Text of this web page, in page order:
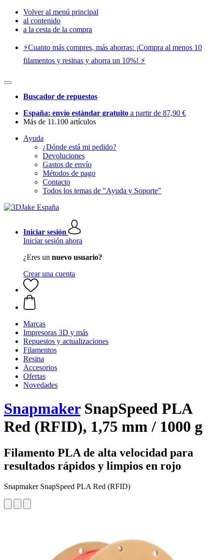
Volver al menú principal
al contenido
a la cesta de la compra
⚡️Cuanto más compres, más ahorras: ¡Compra al menos 10
filamentos y resinas y ahorra un 10%! ⚡️
Buscador de repuestos
España: envío estándar gratuito a partir de 87,90 €
Más de 11.100 artículos
Ayuda
¿Dónde está mi pedido?
Devoluciones
Gastos de envío
Métodos de pago
Contacto
Todos los temas de "Ayuda y Soporte"
Iniciar sesión
Iniciar sesión ahora
¿Eres un nuevo usuario?
Crear una cuenta
Marcas
Impresoras 3D y más
Repuestos y actualizaciones
Filamentos
Resina
Accesorios
Ofertas
Novedades
SnapmakerSnapSpeed PLA
Red (RFID), 1,75 mm / 1000 g
Filamento PLA de alta velocidad para
resultados rápidos y limpios en rojo
Snapmaker SnapSpeed PLA Red (RFID)